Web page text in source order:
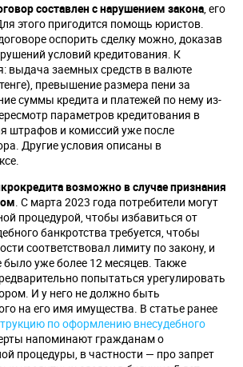
составлен с нарушением закона, его
этого пригодится помощь юристов.
оспорить сделку можно, доказав
условий кредитования. К
выдача заемных средств в валюте
превышение размера пени за
суммы кредита и платежей по нему из-
параметров кредитования в
штрафов и комиссий уже после
Другие условия описаны в
возможно в случае признания
. С марта 2023 года потребители могут
процедурой, чтобы избавиться от
банкротства требуется, чтобы
соответствовал лимиту по закону, и
было уже более 12 месяцев. Также
попытаться урегулировать
И у него не должно быть
на его имя имущества. В статье ранее
по оформлению внесудебного
напоминают гражданам о
процедуры, в частности — про запрет